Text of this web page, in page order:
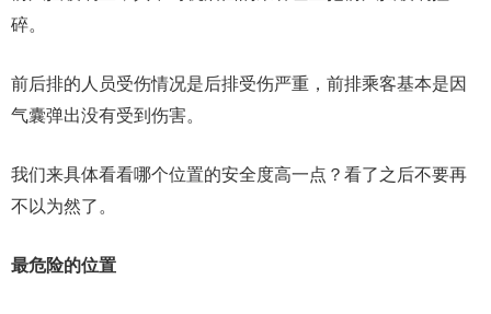
碎。
前后排的人员受伤情况是后排受伤严重，前排乘客基本是因
气囊弹出没有受到伤害。
我们来具体看看哪个位置的安全度高一点？看了之后不要再
不以为然了。
最危险的位置